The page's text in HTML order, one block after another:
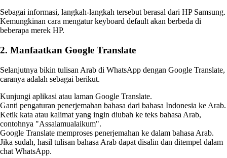
Sebagai informasi, langkah-langkah tersebut berasal dari HP Samsung.
Kemungkinan cara mengatur keyboard default akan berbeda di
beberapa merek HP.
2. Manfaatkan Google Translate
Selanjutnya bikin tulisan Arab di WhatsApp dengan Google Translate,
caranya adalah sebagai berikut.
Kunjungi aplikasi atau laman Google Translate.
Ganti pengaturan penerjemahan bahasa dari bahasa Indonesia ke Arab.
Ketik kata atau kalimat yang ingin diubah ke teks bahasa Arab,
contohnya "Assalamualaikum".
Google Translate memproses penerjemahan ke dalam bahasa Arab.
Jika sudah, hasil tulisan bahasa Arab dapat disalin dan ditempel dalam
chat WhatsApp.